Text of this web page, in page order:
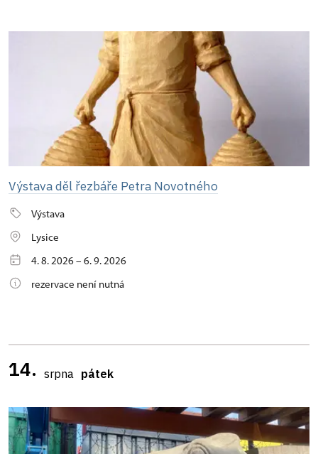
Výstava děl řezbáře Petra Novotného
Výstava
Lysice
4. 8. 2026 – 6. 9. 2026
rezervace není nutná
14. srpna pátek